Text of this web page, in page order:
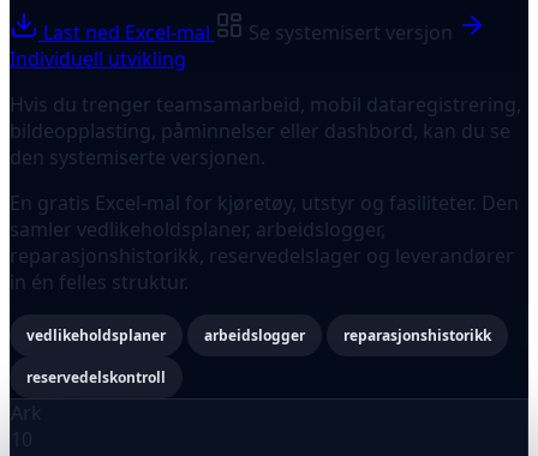
Last ned Excel-mal
Se systemisert versjon
Individuell utvikling
Hvis du trenger teamsamarbeid, mobil dataregistrering,
bildeopplasting, påminnelser eller dashbord, kan du se
den systemiserte versjonen.
En gratis Excel-mal for kjøretøy, utstyr og fasiliteter. Den
samler vedlikeholdsplaner, arbeidslogger,
reparasjonshistorikk, reservedelslager og leverandører
in én felles struktur.
vedlikeholdsplaner arbeidslogger reparasjonshistorikk
reservedelskontroll
Ark
10